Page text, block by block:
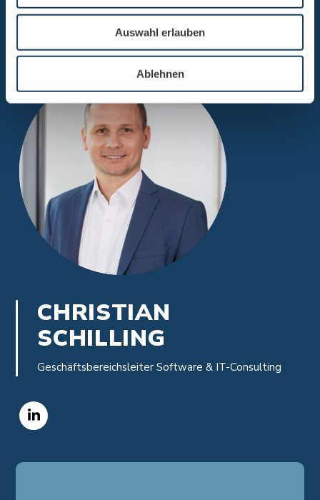
Auswahl erlauben
Ablehnen
CHRISTIAN
SCHILLING
Geschäftsbereichsleiter Software & IT-Consulting